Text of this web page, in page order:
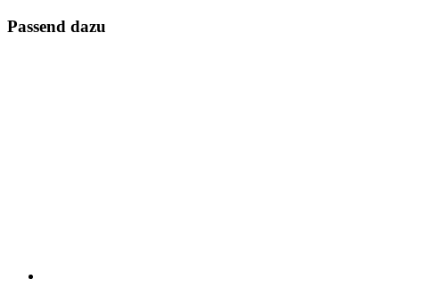
Passend dazu